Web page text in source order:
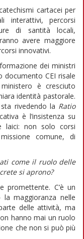
cartacei per
interattivi, percorsi
di santità locali,
avere maggiore
innovativi.
dei ministri
documento CEI risale
è cresciuto
identità pastorale.
rivedendo la Ratio
è l’insistenza su
laici: non solo corsi
comune, di
come il ruolo delle
si aprono?
C’è un
maggioranza nelle
delle attività, ma
hanno mai un ruolo
che non si può più